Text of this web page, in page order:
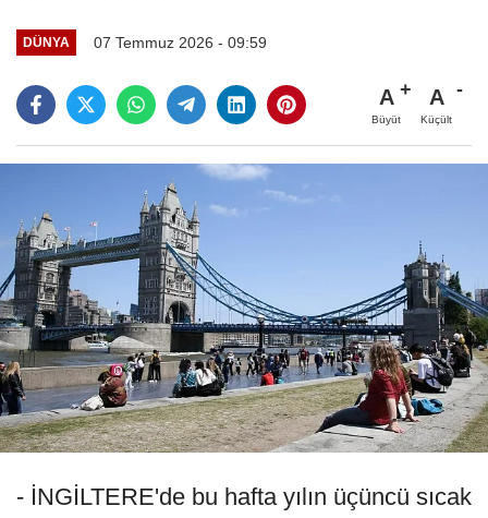
DÜNYA 07 Temmuz 2026 - 09:59
A
Büyüt
A
Küçült
- İNGİLTERE'de bu hafta yılın üçüncü sıcak